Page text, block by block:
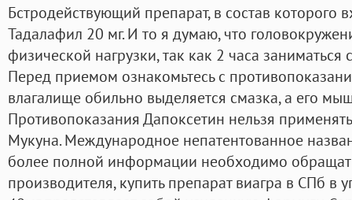
Бстродействующий препарат, в состав которого
Тадалафил 20 мг. И то я думаю, что
физической нагрузки, так как 2 часа заниматься
Перед приемом ознакомьтесь с
влагалище обильно выделяется смазка, а его
Противопоказания Дапоксетин нельзя
Мукуна. Международное непатентованное
более полной информации необходимо
производителя, купить препарат виагра в СПб в